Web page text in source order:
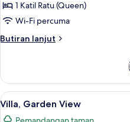
Room1 Katil Ratu (Queen)
Wi-Fi percuma
Butiran lanjut
Butiran
Room
Lihat
semua
16
Villa, Garden View